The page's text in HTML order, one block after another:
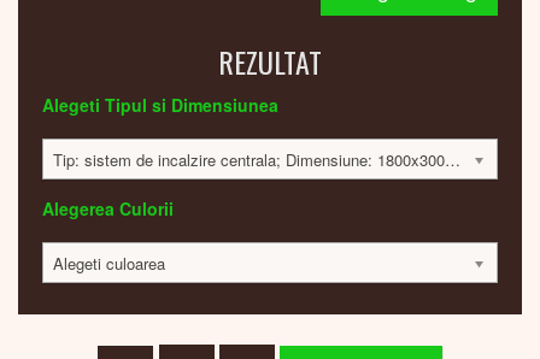
REZULTAT
Alegeti Tipul si Dimensiunea
Tip: sistem de incalzire centrala; Dimensiune: 1800x300x65 mm; 480 Watt; 13930 lei
Alegerea Culorii
Alegeti culoarea